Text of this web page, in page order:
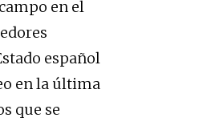
en el
español
en la última
que se